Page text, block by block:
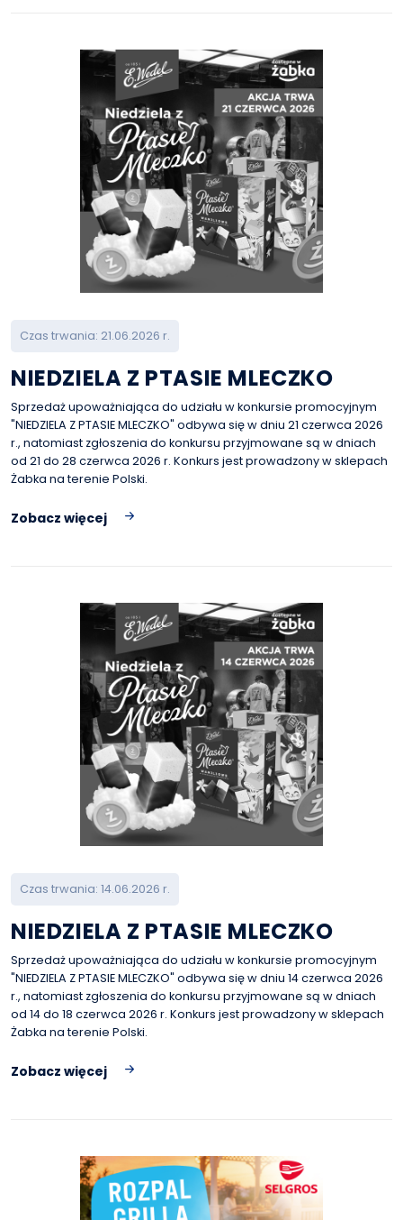
Czas trwania: 21.06.2026 r.
NIEDZIELA Z PTASIE MLECZKO
Sprzedaż upoważniająca do udziału w konkursie promocyjnym
"NIEDZIELA Z PTASIE MLECZKO" odbywa się w dniu 21 czerwca 2026
r., natomiast zgłoszenia do konkursu przyjmowane są w dniach
od 21 do 28 czerwca 2026 r. Konkurs jest prowadzony w sklepach
Żabka na terenie Polski.
Zobacz więcej
Czas trwania: 14.06.2026 r.
NIEDZIELA Z PTASIE MLECZKO
Sprzedaż upoważniająca do udziału w konkursie promocyjnym
"NIEDZIELA Z PTASIE MLECZKO" odbywa się w dniu 14 czerwca 2026
r., natomiast zgłoszenia do konkursu przyjmowane są w dniach
od 14 do 18 czerwca 2026 r. Konkurs jest prowadzony w sklepach
Żabka na terenie Polski.
Zobacz więcej